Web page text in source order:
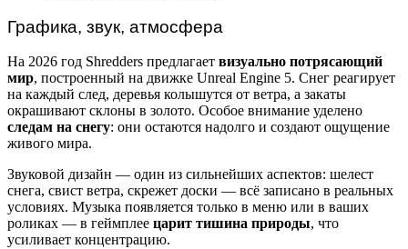
Графика, звук, атмосфера
На 2026 год Shredders предлагает визуально потрясающий
мир, построенный на движке Unreal Engine 5. Снег реагирует
на каждый след, деревья колышутся от ветра, а закаты
окрашивают склоны в золото. Особое внимание уделено
следам на снегу: они остаются надолго и создают ощущение
живого мира.
Звуковой дизайн — один из сильнейших аспектов: шелест
снега, свист ветра, скрежет доски — всё записано в реальных
условиях. Музыка появляется только в меню или в ваших
роликах — в геймплее царит тишина природы, что
усиливает концентрацию.